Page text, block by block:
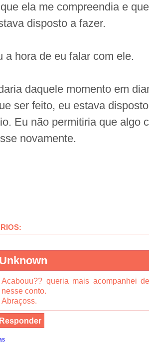
ela me compreendia e
disposto a fazer.
a hora de eu falar com ele.
daquele momento em
ser feito, eu estava
Eu não permitiria que algo
novamente.
Unknown
Acabouu?? queria mais acompanhei
nesse conto.
Abraçoss.
Responder